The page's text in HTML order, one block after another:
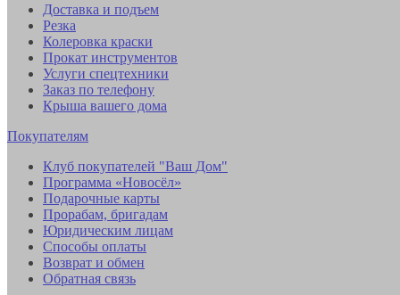
Доставка и подъем
Резка
Колеровка краски
Прокат инструментов
Услуги спецтехники
Заказ по телефону
Крыша вашего дома
Покупателям
Клуб покупателей "Ваш Дом"
Программа «Новосёл»
Подарочные карты
Прорабам, бригадам
Юридическим лицам
Способы оплаты
Возврат и обмен
Обратная связь